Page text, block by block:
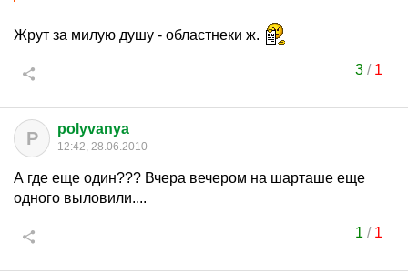
Жрут за милую душу - областнеки ж.
3/ 1
P polyvanya
12:42, 28.06.2010
А где еще один??? Вчера вечером на шарташе еще
одного выловили....
1 / 1